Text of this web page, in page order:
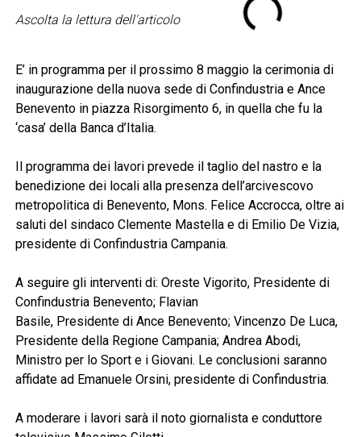
Ascolta la lettura dell'articolo
E’ in programma per il prossimo 8 maggio la cerimonia di
inaugurazione della nuova sede di Confindustria e Ance
Benevento in piazza Risorgimento 6, in quella che fu la
‘casa’ della Banca d’Italia.
Il programma dei lavori prevede il taglio del nastro e la
benedizione dei locali alla presenza dell’arcivescovo
metropolitica di Benevento, Mons. Felice Accrocca, oltre ai
saluti del sindaco Clemente Mastella e di Emilio De Vizia,
presidente di Confindustria Campania.
A seguire gli interventi di: Oreste Vigorito, Presidente di
Confindustria Benevento; Flavian
Basile, Presidente di Ance Benevento; Vincenzo De Luca,
Presidente della Regione Campania; Andrea Abodi,
Ministro per lo Sport e i Giovani. Le conclusioni saranno
affidate ad Emanuele Orsini, presidente di Confindustria.
A moderare i lavori sarà il noto giornalista e conduttore